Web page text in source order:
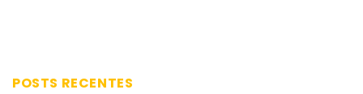
POSTS RECENTES